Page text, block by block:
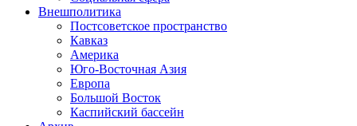
Внешполитика
Постсоветское пространство
Кавказ
Америка
Юго-Восточная Азия
Европа
Большой Восток
Каспийский бассейн